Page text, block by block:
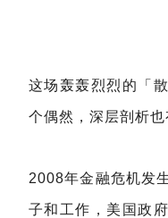
这场轰轰烈烈的「
个偶然，深层剖析也
2008年金融危机发
子和工作，美国政